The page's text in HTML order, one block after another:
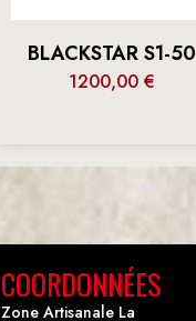
BLACKSTAR S1-50
1200,00 €
COORDONNÉES
Zone Artisanale La